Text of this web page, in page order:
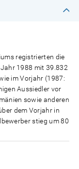
registrierten die
1988 mit 39.832
im Vorjahr (1987:
Aussiedler vor
sowie anderen
dem Vorjahr in
stieg um 80